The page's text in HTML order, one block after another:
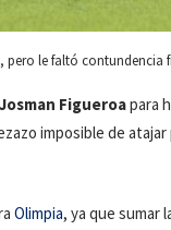
pero le faltó contundencia
Josman Figueroapara
imposible de
Olimpia, ya que sumar